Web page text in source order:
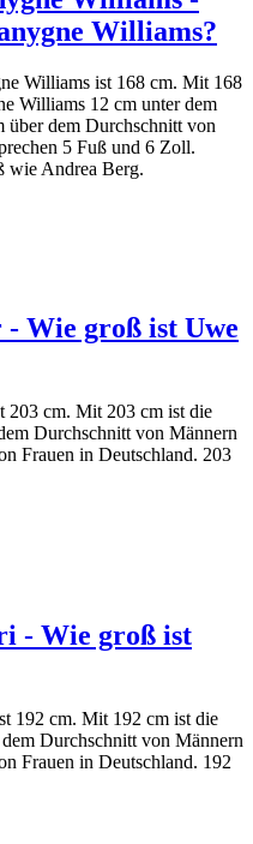
Williams?
Williams ist 168 cm. Mit 168
Williams 12 cm unter dem
dem Durchschnitt von
5 Fuß und 6 Zoll.
wie Andrea Berg.
- Wie groß ist Uwe
203 cm. Mit 203 cm ist die
Durchschnitt von Männern
Frauen in Deutschland. 203
- Wie groß ist
192 cm. Mit 192 cm ist die
Durchschnitt von Männern
Frauen in Deutschland. 192